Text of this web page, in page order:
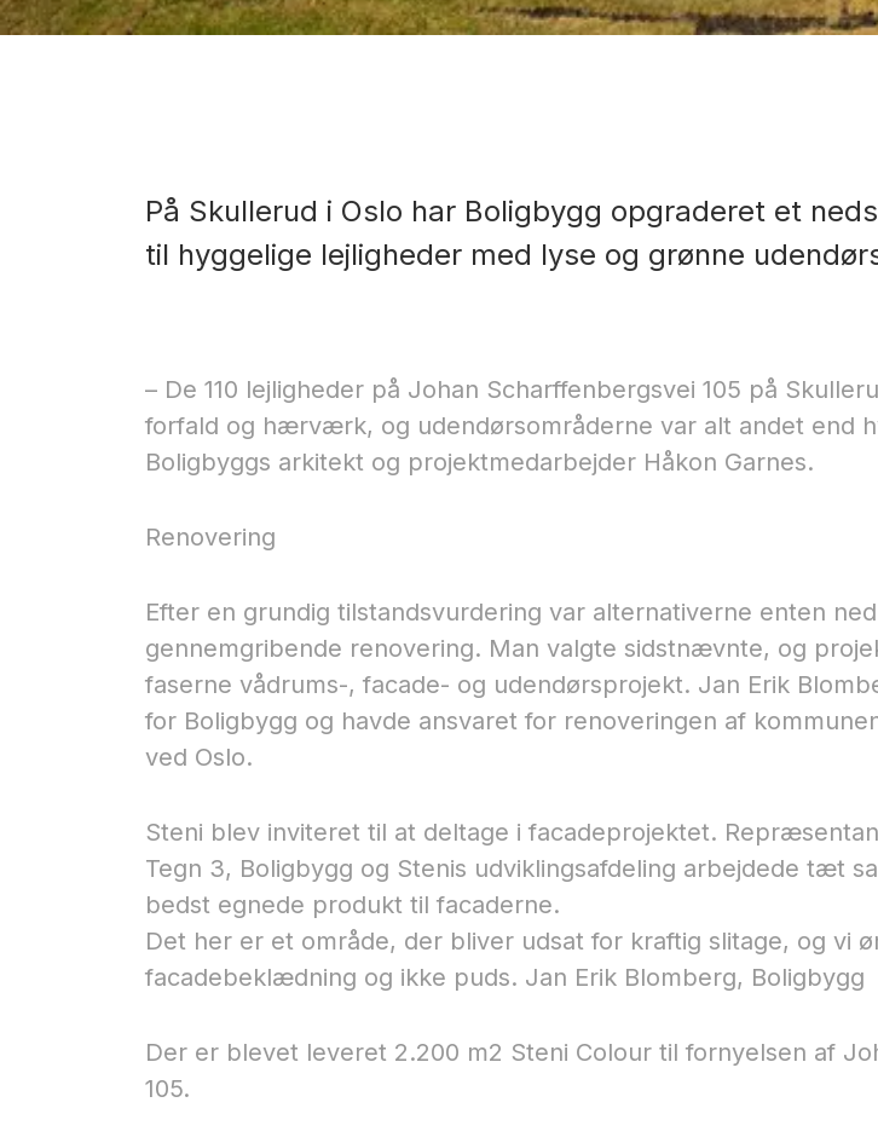
På Skullerud i Oslo har Boligbygg opgraderet et
til hyggelige lejligheder med lyse og grønne
– De 110 lejligheder på Johan Scharffenbergsvei 105 på
forfald og hærværk, og udendørsområderne var alt andet end
Boligbyggs arkitekt og projektmedarbejder Håkon Garnes.
Renovering
Efter en grundig tilstandsvurdering var alternativerne enten
gennemgribende renovering. Man valgte sidstnævnte, og
faserne vådrums-, facade- og udendørsprojekt. Jan Erik
for Boligbygg og havde ansvaret for renoveringen af
ved Oslo.
Steni blev inviteret til at deltage i facadeprojektet.
Tegn 3, Boligbygg og Stenis udviklingsafdeling arbejdede tæt
bedst egnede produkt til facaderne.
Det her er et område, der bliver udsat for kraftig slitage, og vi
facadebeklædning og ikke puds.​ Jan Erik Blomberg, Boligbygg​
Der er blevet leveret 2.200 m2 Steni Colour til fornyelsen af
105.